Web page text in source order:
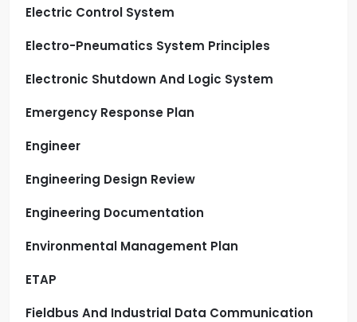
Electric Control System
Electro-Pneumatics System Principles
Electronic Shutdown And Logic System
Emergency Response Plan
Engineer
Engineering Design Review
Engineering Documentation
Environmental Management Plan
ETAP
Fieldbus And Industrial Data Communication